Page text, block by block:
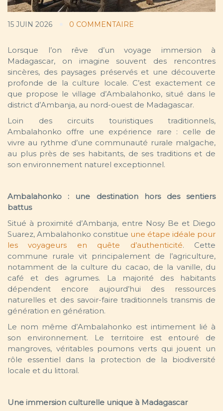
15 JUIN 2026 0 COMMENTAIRE
Lorsque l’on rêve d’un voyage immersion à
Madagascar, on imagine souvent des rencontres
sincères, des paysages préservés et une découverte
profonde de la culture locale. C’est exactement ce
que propose le village d’Ambalahonko, situé dans le
district d’Ambanja, au nord-ouest de Madagascar.
Loin des circuits touristiques traditionnels,
Ambalahonko offre une expérience rare : celle de
vivre au rythme d’une communauté rurale malgache,
au plus près de ses habitants, de ses traditions et de
son environnement naturel exceptionnel.
Ambalahonko : une destination hors des sentiers
battus
Situé à proximité d’Ambanja, entre Nosy Be et Diego
Suarez, Ambalahonko constitue une étape idéale pour
les voyageurs en quête d’authenticité. Cette
commune rurale vit principalement de l’agriculture,
notamment de la culture du cacao, de la vanille, du
café et des agrumes. La majorité des habitants
dépendent encore aujourd’hui des ressources
naturelles et des savoir-faire traditionnels transmis de
génération en génération.
Le nom même d’Ambalahonko est intimement lié à
son environnement. Le territoire est entouré de
mangroves, véritables poumons verts qui jouent un
rôle essentiel dans la protection de la biodiversité
locale et du littoral.
Une immersion culturelle unique à Madagascar